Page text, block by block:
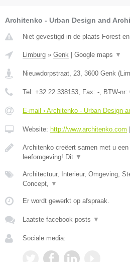
Architenko - Urban Design and
Niet gevestigd in de plaats Forest
Limburg » Genk Google maps ▼
Nieuwdorpstraat, 23, 3600 Genk (
Tel: +32 22 338153, Fax: -, BTW-nr:
E-mail › Architenko - Urban Design
Website: http://www.architenko.com
Architenko creëert samen met u
leefomgeving! Dit ▼
Architectuur, Interieur, Omgeving,
Concept, ▼
Er wordt gewerkt op afspraak.
Laatste facebook posts ▼
Sociale media: